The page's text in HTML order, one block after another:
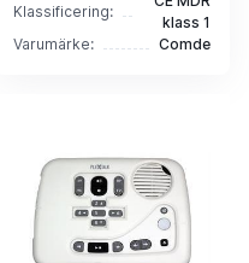
Klassificering:
klass 1
Varumärke:
Comde